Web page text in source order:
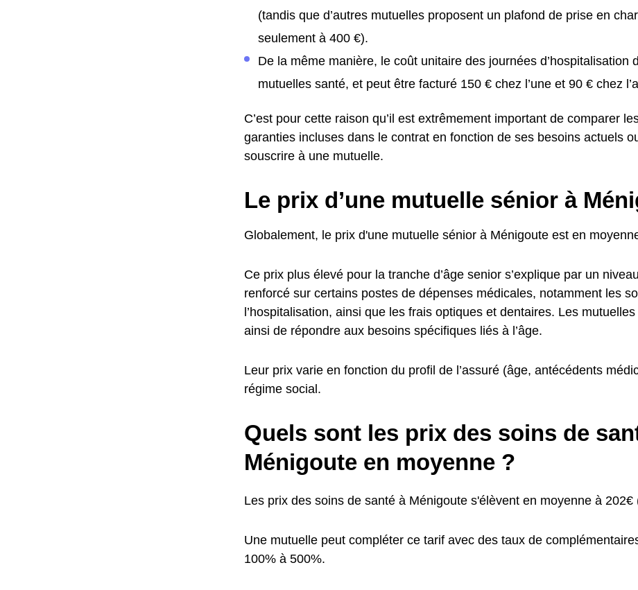
(tandis que d’autres mutuelles proposent un plafond de prise en
seulement à 400 €).
De la même manière, le coût unitaire des journées d’hospitalisation
mutuelles santé, et peut être facturé 150 € chez l’une et 90 € chez
C’est pour cette raison qu’il est extrêmement important de comparer
garanties incluses dans le contrat en fonction de ses besoins actuels
souscrire à une mutuelle.
Le prix d’une mutuelle sénior à
Globalement, le prix d'une mutuelle sénior à Ménigoute est en
Ce prix plus élevé pour la tranche d’âge senior s’explique par un
renforcé sur certains postes de dépenses médicales, notamment les
l’hospitalisation, ainsi que les frais optiques et dentaires. Les
ainsi de répondre aux besoins spécifiques liés à l’âge.
Leur prix varie en fonction du profil de l’assuré (âge, antécédents
régime social.
Quels sont les prix des soins de
Ménigoute en moyenne ?
Les prix des soins de santé à Ménigoute s'élèvent en moyenne à 202€
Une mutuelle peut compléter ce tarif avec des taux de
100% à 500%.